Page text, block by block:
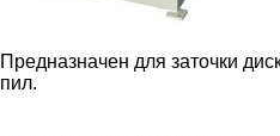
Предназначен для заточки
пил.